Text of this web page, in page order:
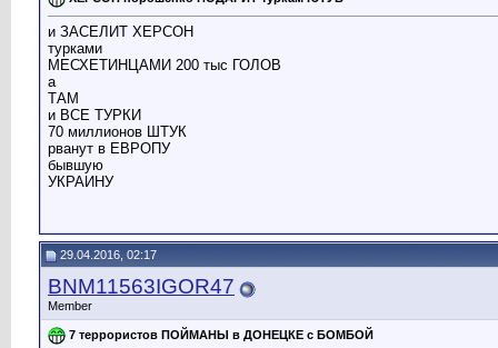
и ЗАСЕЛИТ ХЕРСОН
турками
МЕСХЕТИНЦАМИ 200 тыс ГОЛОВ
а
ТАМ
и ВСЕ ТУРКИ
70 миллионов ШТУК
рванут в ЕВРОПУ
бывшую
УКРАИНУ
29.04.2016, 02:17
BNM11563IGOR47
Member
7 террористов ПОЙМАНЫ в ДОНЕЦКЕ с БОМБОЙ